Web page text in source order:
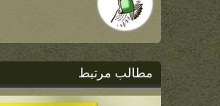
مطالب مرتبط